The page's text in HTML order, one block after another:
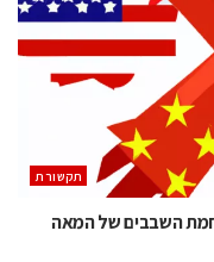
תקשורת
השבבים של המאה